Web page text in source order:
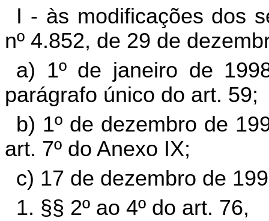
I - às modificações dos
nº 4.852, de 29 de
a) 1º de janeiro de
parágrafo único do art. 59;
b) 1º de dezembro de
art. 7º do Anexo IX;
c) 17 de dezembro de
1. §§ 2º ao 4º do art. 76,